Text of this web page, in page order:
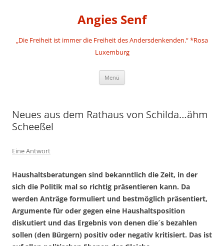
Angies Senf
„Die Freiheit ist immer die Freiheit des Andersdenkenden.“ *Rosa
Luxemburg
Menü
Neues aus dem Rathaus von Schilda…ähm
Scheeßel
Eine Antwort
Haushaltsberatungen sind bekanntlich die Zeit, in der
sich die Politik mal so richtig präsentieren kann. Da
werden Anträge formuliert und bestmöglich präsentiert,
Argumente für oder gegen eine Haushaltsposition
diskutiert und das Ergebnis von denen die´s bezahlen
sollen (den Bürgern) positiv oder negativ kritisiert. Das ist